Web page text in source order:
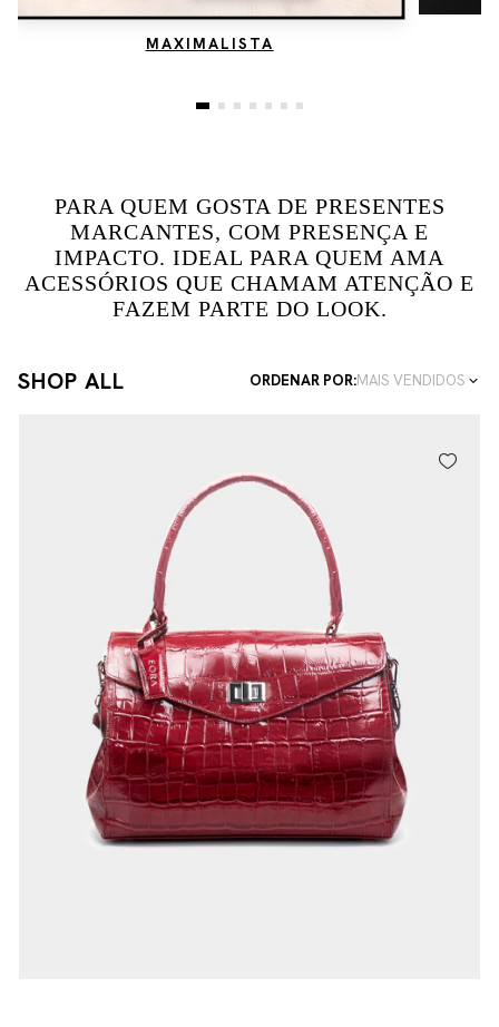
MAXIMALISTA
PARA QUEM GOSTA DE PRESENTES
MARCANTES, COM PRESENÇA E
IMPACTO. IDEAL PARA QUEM AMA
ACESSÓRIOS QUE CHAMAM ATENÇÃO E
FAZEM PARTE DO LOOK.
SHOP ALL ORDENAR POR:MAIS VENDIDOS